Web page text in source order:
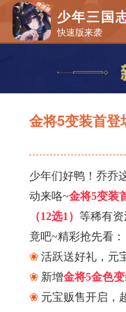
少年三国
快速版来袭
金将5变装首登
少年们好鸭！乔乔
动来咯~金将5变装
（12选1） 等稀有
竟吧~精彩抢先看：
❀活跃送好礼，元
❀新增金将5金色变
❀元宝贩售开启，